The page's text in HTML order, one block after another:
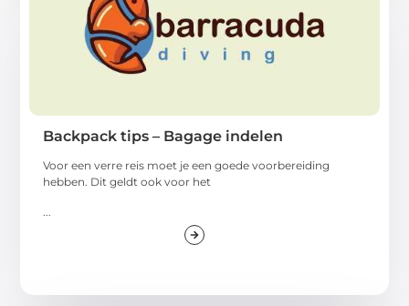
Backpack tips – Bagage indelen
Voor een verre reis moet je een goede voorbereiding
hebben. Dit geldt ook voor het